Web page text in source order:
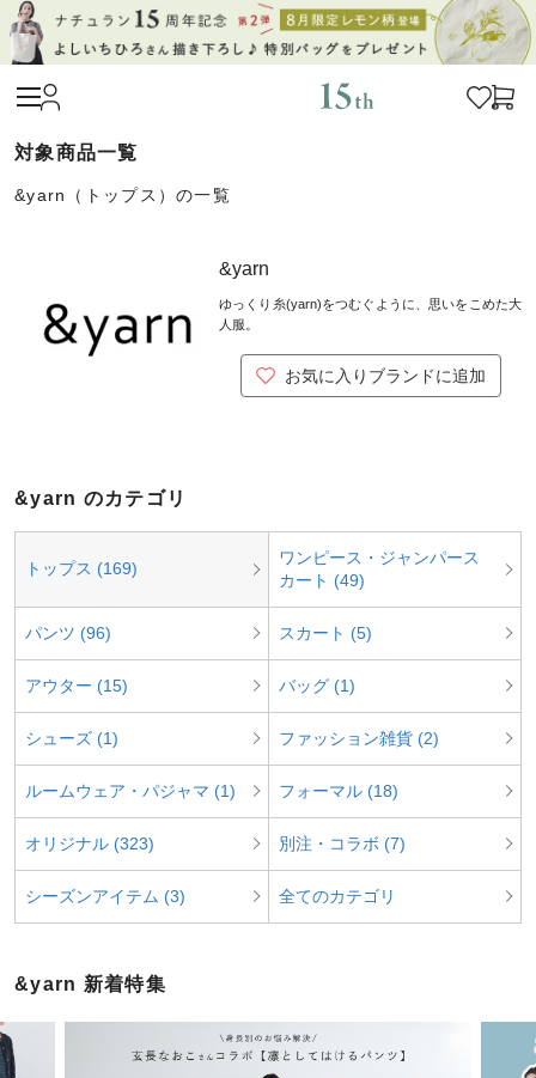
&yarn（トップス）の一覧
&yarn
ゆっくり糸(yarn)をつむぐように、思いをこめた大
人服。
お気に入りブランドに追加
&yarn のカテゴリ
トップス (169)
ワンピース・ジャンパース
カート (49)
パンツ (96) スカート (5)
アウター (15) バッグ (1)
シューズ (1) ファッション雑貨 (2)
ルームウェア・パジャマ (1) フォーマル (18)
オリジナル (323) 別注・コラボ (7)
シーズンアイテム (3) 全てのカテゴリ
&yarn 新着特集